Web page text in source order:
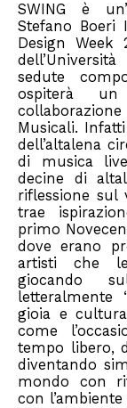
SWING è
Stefano Boeri
Design Week
sedute
ospiterà
Musicali.
dell’altalena
di musica
decine di
riflessione sul
trae
primo
dove erano
artisti che
giocando
letteralmente
gioia e
come
tempo libero,
diventando
mondo con
con